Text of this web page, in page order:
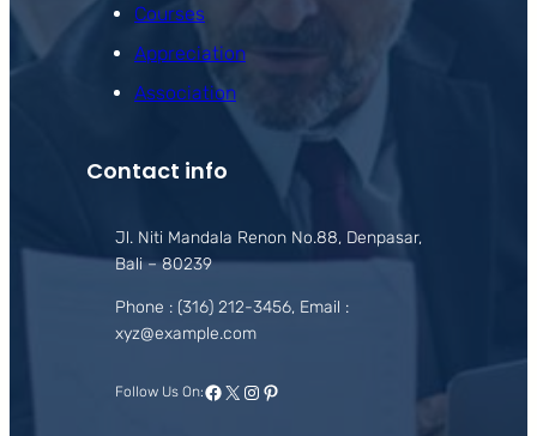
Courses
Appreciation
Association
Contact info
Jl. Niti Mandala Renon No.88, Denpasar,
Bali – 80239
Phone : (316) 212-3456, Email :
xyz@example.com
Follow Us On:Facebook
X Instagram
Pinterest